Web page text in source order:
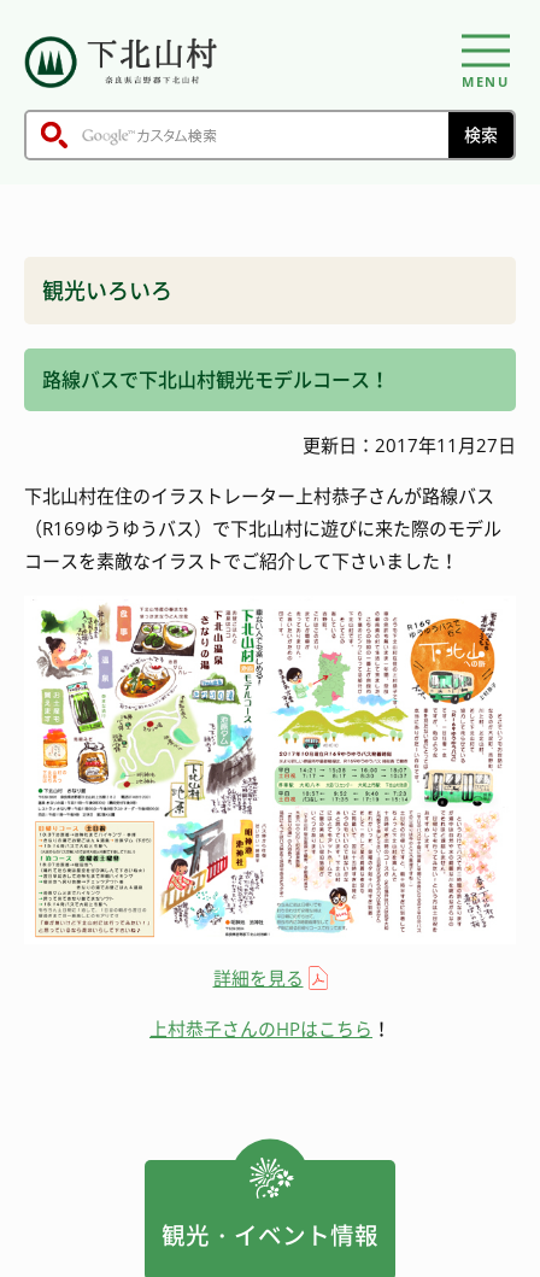
MENU
観光いろいろ
路線バスで下北山村観光モデルコース！
更新日：2017年11月27日
下北山村在住のイラストレーター上村恭子さんが路線バス
（R169ゆうゆうバス）で下北山村に遊びに来た際のモデル
コースを素敵なイラストでご紹介して下さいました！
詳細を見る
上村恭子さんのHPはこちら ！
観光・イベント情報